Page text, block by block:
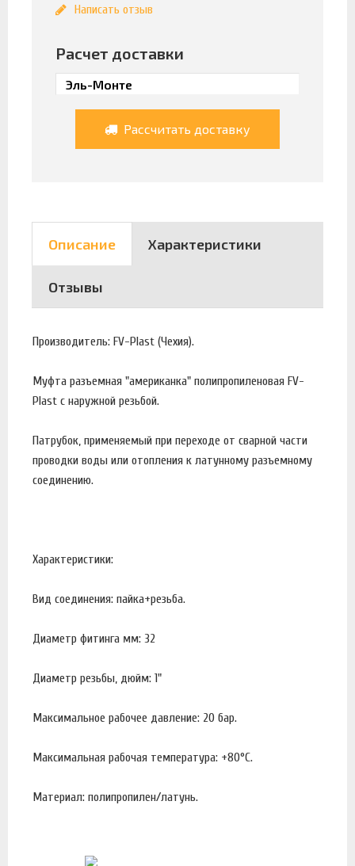
Написать отзыв
Расчет доставки
Рассчитать доставку
Описание Характеристики
Отзывы
Производитель: FV-Plast (Чехия).
Муфта разъемная "американка" полипропиленовая FV-
Plast с наружной резьбой.
Патрубок, применяемый при переходе от сварной части
проводки воды или отопления к латунному разъемному
соединению.
Характеристики:
Вид соединения: пайка+резьба.
Диаметр фитинга мм: 32
Диаметр резьбы, дюйм: 1"
Максимальное рабочее давление: 20 бар.
Максимальная рабочая температура: +80°С.
Материал: полипропилен/латунь.